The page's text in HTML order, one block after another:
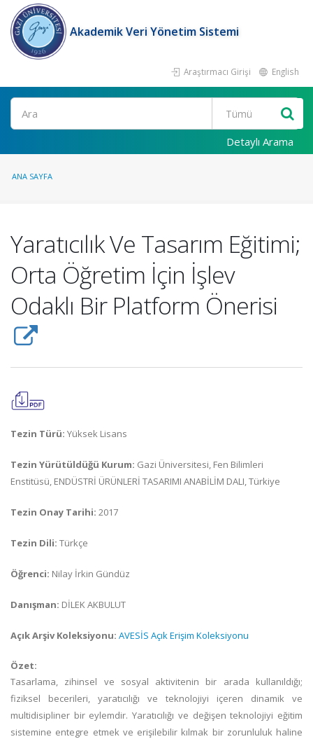
Akademik Veri Yönetim Sistemi
Araştırmacı Girişi English
Ara
Detaylı Arama
ANA SAYFA
Yaratıcılık Ve Tasarım Eğitimi;
Orta Öğretim İçin İşlev
Odaklı Bir Platform Önerisi
Tezin Türü: Yüksek Lisans
Tezin Yürütüldüğü Kurum: Gazi Üniversitesi, Fen Bilimleri
Enstitüsü, ENDÜSTRİ ÜRÜNLERİ TASARIMI ANABİLİM DALI, Türkiye
Tezin Onay Tarihi: 2017
Tezin Dili: Türkçe
Öğrenci: Nilay İrkin Gündüz
Danışman: DİLEK AKBULUT
Açık Arşiv Koleksiyonu: AVESİS Açık Erişim Koleksiyonu
Özet:
Tasarlama, zihinsel ve sosyal aktivitenin bir arada kullanıldığı;
fiziksel becerileri, yaratıcılığı ve teknolojiyi içeren dinamik ve
multidisipliner bir eylemdir. Yaratıcılığı ve değişen teknolojiyi eğitim
sistemine entegre etmek ve erişilebilir kılmak bir zorunluluk haline